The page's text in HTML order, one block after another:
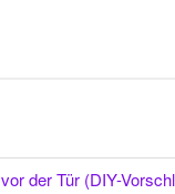
der Tür (DIY-